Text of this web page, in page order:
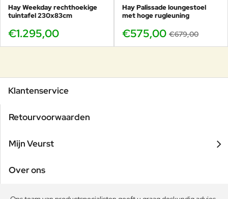
Hay Weekday rechthoekige
tuintafel 230x83cm
€1.295,00
Hay Palissade loungestoel
met hoge rugleuning
€575,00 €679,00
Klantenservice
Retourvoorwaarden
Mijn Veurst
Over ons